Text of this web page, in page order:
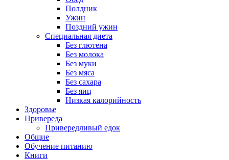
Полдник
Ужин
Поздний ужин
Специальная диета
Без глютена
Без молока
Без муки
Без мяса
Без сахара
Без яиц
Низкая калорийность
Здоровье
Привереда
Привередливый едок
Общие
Обучение питанию
Книги